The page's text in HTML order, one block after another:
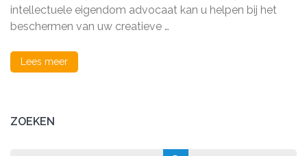
eigendom
advocaat
intellectuele eigendom advocaat kan u helpen bij het
beschermen van uw creatieve …
Lees meer
ZOEKEN